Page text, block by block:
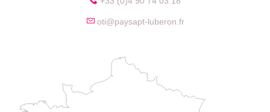
oti@paysapt-luberon.fr